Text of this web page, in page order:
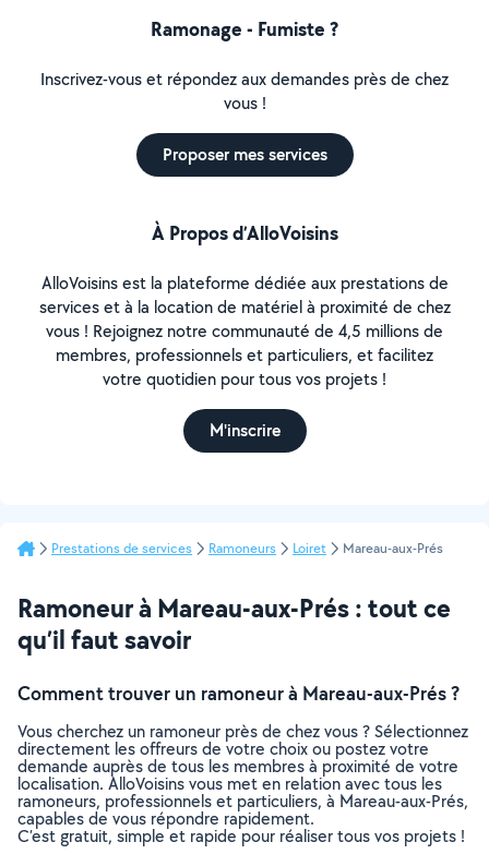
Ramonage - Fumiste ?
Inscrivez-vous et répondez aux demandes près de chez
vous !
Proposer mes services
À Propos d’AlloVoisins
AlloVoisins est la plateforme dédiée aux prestations de
services et à la location de matériel à proximité de chez
vous ! Rejoignez notre communauté de 4,5 millions de
membres, professionnels et particuliers, et facilitez
votre quotidien pour tous vos projets !
M'inscrire
Prestations de services Ramoneurs Loiret Mareau-aux-Prés
Ramoneur à Mareau-aux-Prés : tout ce
qu’il faut savoir
Comment trouver un ramoneur à Mareau-aux-Prés ?
Vous cherchez un ramoneur près de chez vous ? Sélectionnez
directement les offreurs de votre choix ou postez votre
demande auprès de tous les membres à proximité de votre
localisation. AlloVoisins vous met en relation avec tous les
ramoneurs, professionnels et particuliers, à Mareau-aux-Prés,
capables de vous répondre rapidement.
C’est gratuit, simple et rapide pour réaliser tous vos projets !